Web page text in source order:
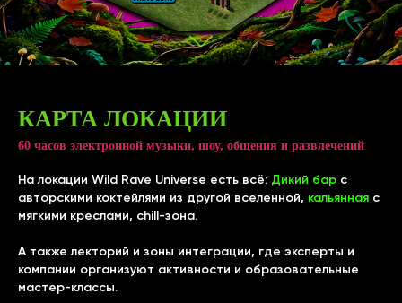
КАРТА ЛОКАЦИИ
60 часов электронной музыки, шоу, общения и развлечений
На локации Wild Rave Universe есть всё: Дикий бар с
авторскими коктейлями из другой вселенной, кальянная с
мягкими креслами, chill-зона.
А также лекторий и зоны интеграции, где эксперты и
компании организуют активности и образовательные
мастер-классы.